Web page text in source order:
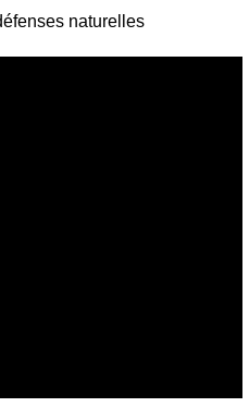
naturelles